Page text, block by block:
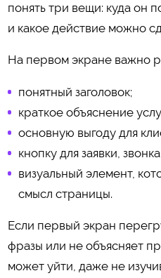
понять три вещи: куда он
и какое действие можно
На первом экране важно
понятный заголовок;
краткое объяснение
основную выгоду для
кнопку для заявки,
визуальный элемент,
смысл страницы.
Если первый экран
фразы или не объясняет
может уйти, даже не